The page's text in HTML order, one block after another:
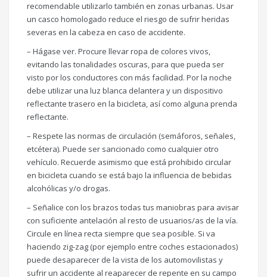
recomendable utilizarlo también en zonas urbanas. Usar
un casco homologado reduce el riesgo de sufrir heridas
severas en la cabeza en caso de accidente.
– Hágase ver. Procure llevar ropa de colores vivos,
evitando las tonalidades oscuras, para que pueda ser
visto por los conductores con más facilidad. Por la noche
debe utilizar una luz blanca delantera y un dispositivo
reflectante trasero en la bicicleta, así como alguna prenda
reflectante.
– Respete las normas de circulación (semáforos, señales,
etcétera). Puede ser sancionado como cualquier otro
vehículo. Recuerde asimismo que está prohibido circular
en bicicleta cuando se está bajo la influencia de bebidas
alcohólicas y/o drogas.
– Señalice con los brazos todas tus maniobras para avisar
con suficiente antelación al resto de usuarios/as de la vía.
Circule en línea recta siempre que sea posible. Si va
haciendo zig-zag (por ejemplo entre coches estacionados)
puede desaparecer de la vista de los automovilistas y
sufrir un accidente al reaparecer de repente en su campo